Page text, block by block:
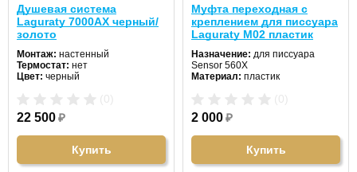
Душевая система
Laguraty 7000AX черный/
золото
Монтаж: настенный
Термостат: нет
Цвет: черный
22 500₽
Купить
Муфта переходная с
креплением для писсуара
Laguraty М02 пластик
Назначение: для писсуара
Sensor 560X
Материал: пластик
2 000₽
Купить